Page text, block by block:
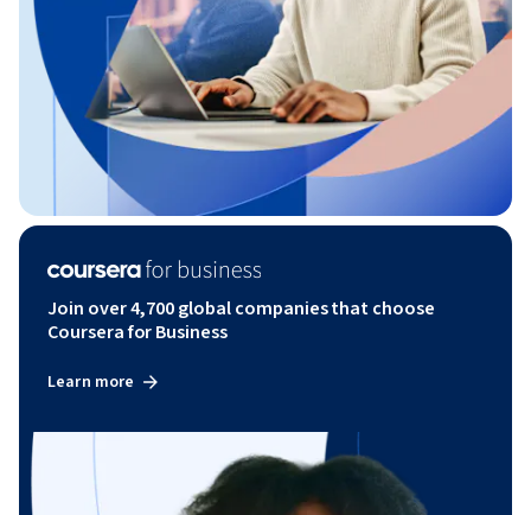
Join over 4,700 global companies that choose
Coursera for Business
Learn more